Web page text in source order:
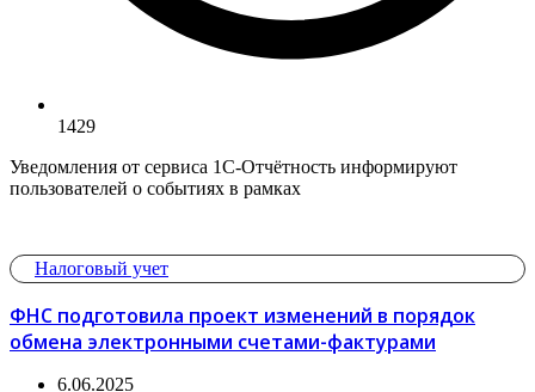
1429
Уведомления от сервиса 1С‑Отчётность информируют
пользователей о событиях в рамках
Налоговый учет
ФНС подготовила проект изменений в порядок
обмена электронными счетами-фактурами
6.06.2025